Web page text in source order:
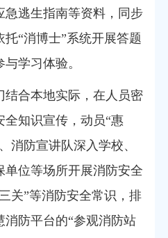
急逃生指南等资料，同步
“消博士”系统开展答题
与学习体验。
结合本地实际，在人员密
知识宣传，动员“惠
消防宣讲队深入学校、
单位等场所开展消防安全
关”等消防安全常识，排
防平台的“参观消防站